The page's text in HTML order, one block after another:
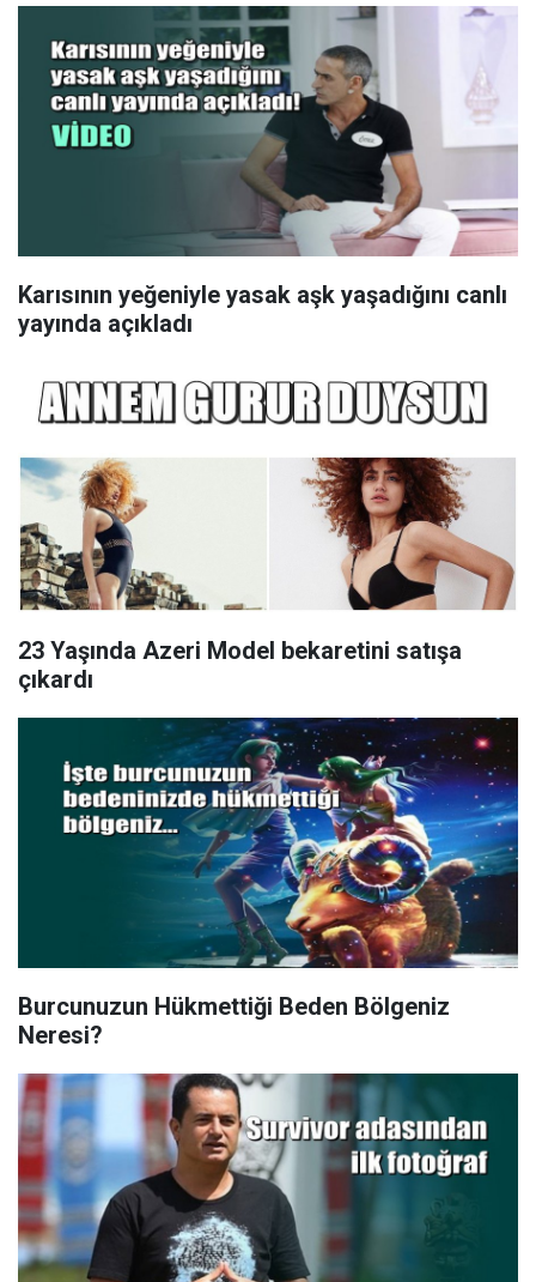
Karısının yeğeniyle yasak aşk yaşadığını canlı
yayında açıkladı
23 Yaşında Azeri Model bekaretini satışa
çıkardı
Burcunuzun Hükmettiği Beden Bölgeniz
Neresi?